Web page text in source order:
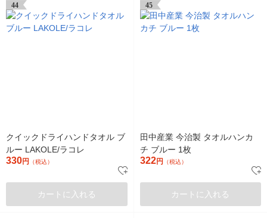
44
クイックドライハンドタオル ブ
ルー LAKOLE/ラコレ
330円 （税込）
カートに入れる
45
田中産業 今治製 タオルハンカ
チ ブルー 1枚
322円 （税込）
カートに入れる